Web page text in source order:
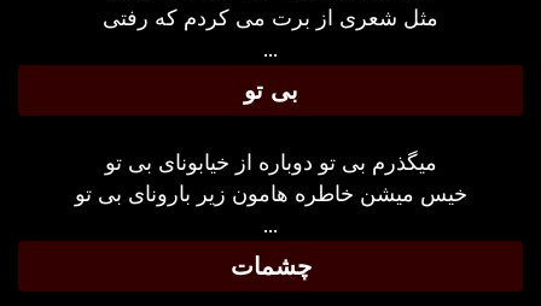
مثل شعری از برت می کردم که رفتی
بی تو
میگذرم بی تو دوباره از خیابونای بی تو
خیس میشن خاطره هامون زیر بارونای بی تو
چشمات